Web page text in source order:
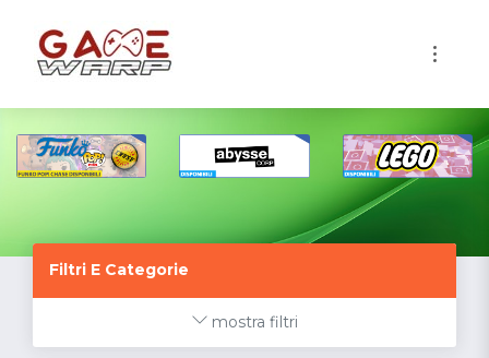
Filtri E Categorie
mostra filtri